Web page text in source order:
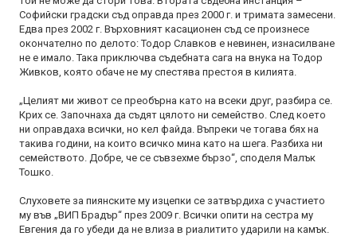
Софийски градски съд оправда през 2000 г. и тримата замесени.
Едва през 2002 г. Върховният касационен съд се произнесе
окончателно по делото: Тодор Славков е невинен, изнасилване
не е имало. Така приключва съдебната сага на внука на Тодор
Живков, която обаче не му спестява престоя в килията.
„Целият ми живот се преобърна като на всеки друг, разбира се.
Крих се. Започнаха да съдят цялото ни семейство. След което
ни оправдаха всички, но кел файда. Въпреки че тогава бях на
такива години, на които всичко мина като на шега. Разбиха ни
семейството. Добре, че се съвзехме бързо“, споделя Малък
Тошко.
Слуховете за пиянските му изцепки се затвърдиха с участието
му във „ВИП Брадър“ през 2009 г. Всички опити на сестра му
Евгения да го убеди да не влиза в риалитито ударили на камък.